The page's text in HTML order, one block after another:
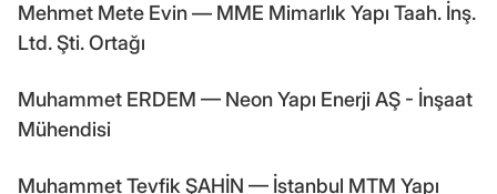
Mehmet Mete Evin — MME Mimarlık Yapı Taah. İnş.
Ltd. Şti. Ortağı
Muhammet ERDEM — Neon Yapı Enerji AŞ - İnşaat
Mühendisi
Muhammet Tevfik ŞAHİN — İstanbul MTM Yapı